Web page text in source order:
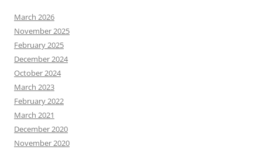
March 2026
November 2025
February 2025
December 2024
October 2024
March 2023
February 2022
March 2021
December 2020
November 2020